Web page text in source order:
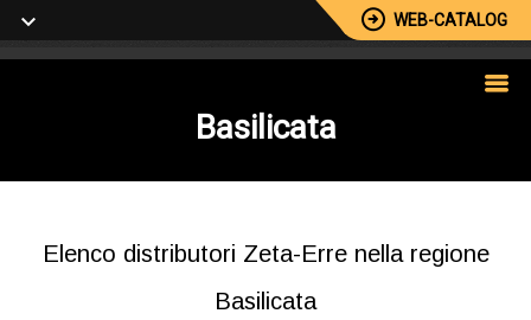
WEB-CATALOG
Basilicata
Elenco distributori Zeta-Erre nella regione
Basilicata